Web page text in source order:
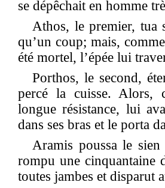
se dépêchait en homme
Athos, le premier, tua
qu’un coup; mais,
été mortel, l’épée lui
Porthos, le second,
percé la cuisse. Alors,
longue résistance, lui
dans ses bras et le porta
Aramis poussa le
rompu une
toutes jambes et disparut